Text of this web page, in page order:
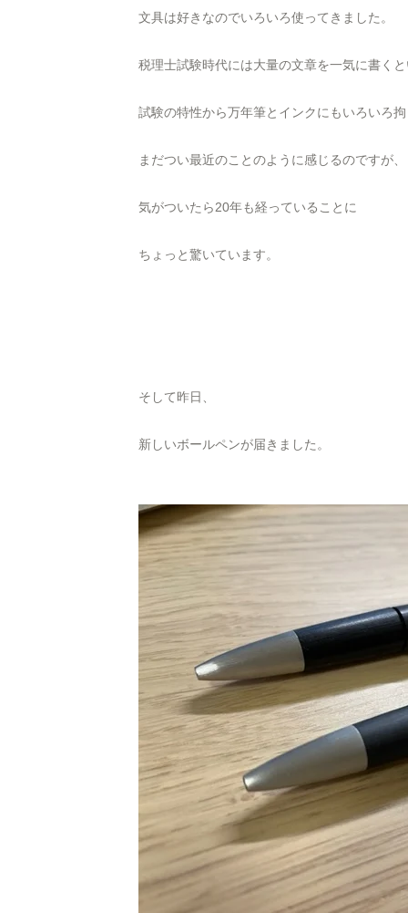
文具は好きなのでいろいろ使ってきました。
税理士試験時代には大量の文章を一気に書く
試験の特性から万年筆とインクにもいろいろ
まだつい最近のことのように感じるのですが、
気がついたら20年も経っていることに
ちょっと驚いています。
そして昨日、
新しいボールペンが届きました。